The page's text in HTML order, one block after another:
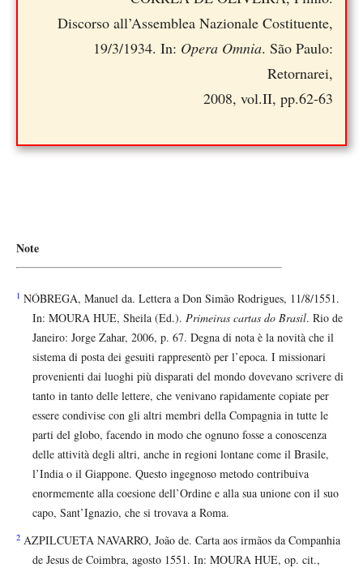
Discorso all’Assemblea Nazionale Costituente,
19/3/1934. In: Opera Omnia. São Paulo:
Retornarei,
2008, vol.II, pp.62-63
Note
1 NÓBREGA, Manuel da. Lettera a Don Simão Rodrigues, 11/8/1551.
In: MOURA HUE, Sheila (Ed.). Primeiras cartas do Brasil. Rio de
Janeiro: Jorge Zahar, 2006, p. 67. Degna di nota è la novità che il
sistema di posta dei gesuiti rappresentò per l’epoca. I missionari
provenienti dai luoghi più disparati del mondo dovevano scrivere di
tanto in tanto delle lettere, che venivano rapidamente copiate per
essere condivise con gli altri membri della Compagnia in tutte le
parti del globo, facendo in modo che ognuno fosse a conoscenza
delle attività degli altri, anche in regioni lontane come il Brasile,
l’India o il Giappone. Questo ingegnoso metodo contribuiva
enormemente alla coesione dell’Ordine e alla sua unione con il suo
capo, Sant’Ignazio, che si trovava a Roma.
2 AZPILCUETA NAVARRO, João de. Carta aos irmãos da Companhia
de Jesus de Coimbra, agosto 1551. In: MOURA HUE, op. cit.,